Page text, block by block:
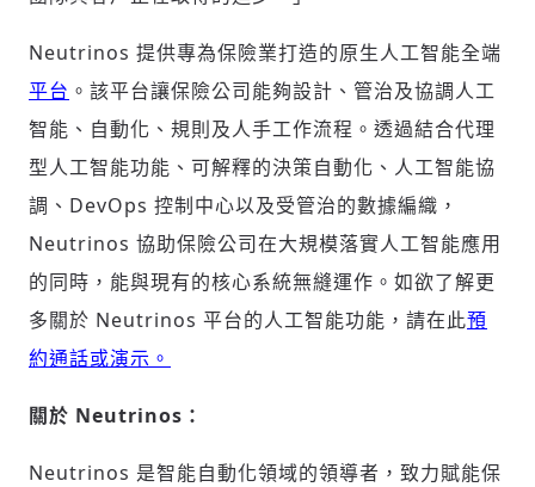
登入或註冊
歡迎您加入《旭時報》
掌握國際政經脈動
參與下一波全球科技革命
輸入 Email 驗證碼
請輸入發送到的驗證碼
(十分鐘內有效)
Neutrinos 提供專為保險業打造的原生人工智能全端
平台 。該平台讓保險公司能夠設計、管治及協調人工
智能、自動化、規則及人手工作流程。透過結合代理
型人工智能功能、可解釋的決策自動化、人工智能協
調、DevOps 控制中心以及受管治的數據編織，
Neutrinos 協助保險公司在大規模落實人工智能應用
的同時，能與現有的核心系統無縫運作。如欲了解更
多關於 Neutrinos 平台的人工智能功能，請在此預
約通話或演示。
關於 Neutrinos：
Neutrinos 是智能自動化領域的領導者，致力賦能保